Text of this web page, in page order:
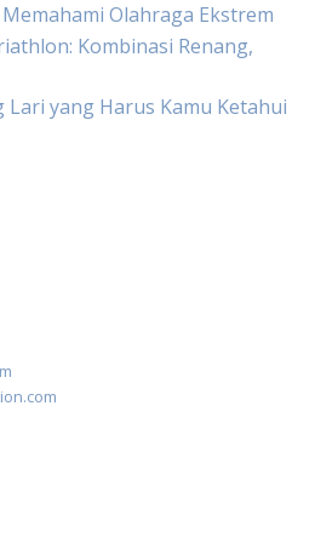
Olahraga Ekstrem
Kombinasi Renang,
yang Harus Kamu Ketahui